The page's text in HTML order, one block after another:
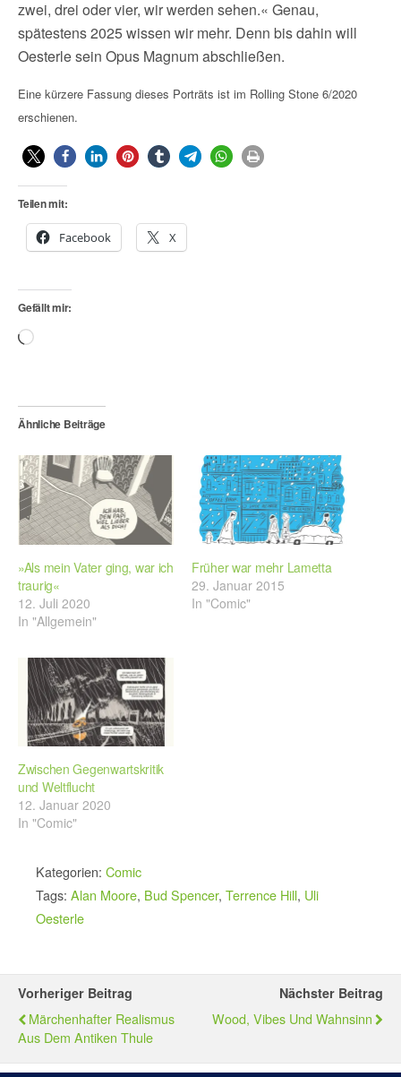
zwei, drei oder vier, wir werden sehen.« Genau,
spätestens 2025 wissen wir mehr. Denn bis dahin will
Oesterle sein Opus Magnum abschließen.
Eine kürzere Fassung dieses Porträts ist im Rolling Stone 6/2020
erschienen.
Teilen mit:
Facebook X
Gefällt mir:
Wird
Ähnliche Beiträge
»Als mein Vater ging, war ich
traurig«
12. Juli 2020
In "Allgemein"
Früher war mehr Lametta
29. Januar 2015
In "Comic"
Zwischen Gegenwartskritik
und Weltflucht
12. Januar 2020
In "Comic"
Kategorien: Comic
Tags: Alan Moore, Bud Spencer, Terrence Hill, Uli
Oesterle
Vorheriger Beitrag
Märchenhafter Realismus
Aus Dem Antiken Thule
Nächster Beitrag
Wood, Vibes Und Wahnsinn